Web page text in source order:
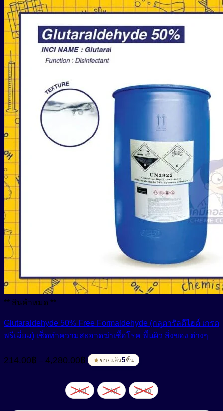
** สินค้าหมด **
Glutaraldehyde 50% Free Formaldehyde (กลูตารัลดีไฮด์ เกรด
พรีเมี่ยม) เช็ดทำความสะอาดฆ่าเชื้อโรค พื้นผิว สิ่งของ ต่างๆ
214.00฿ – 4,280.00฿ range:
through
4,280.00฿
ขายแล้ว5ชิ้น
1 kg 5 kg 25 kg